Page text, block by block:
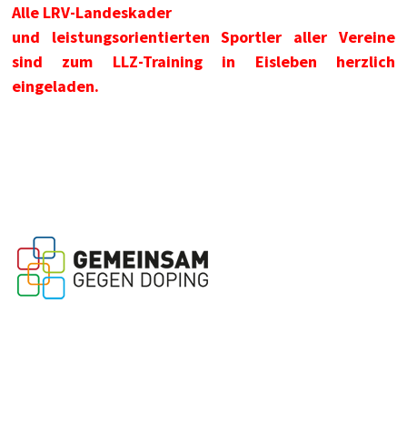
Alle LRV-Landeskader
und leistungsorientierten Sportler aller Vereine
sind zum LLZ-Training in Eisleben herzlich
eingeladen.